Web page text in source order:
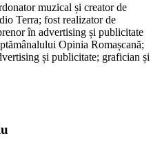
muzical și creator de
Terra; fost realizator de
în advertising și publicitate
Opinia Romașcană;
și publicitate; grafician și